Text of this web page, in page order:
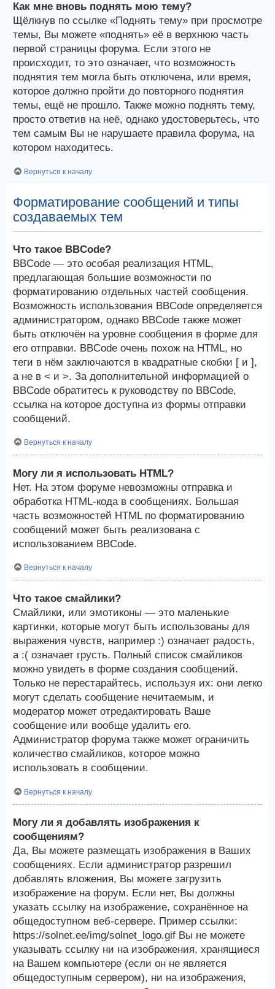
Как мне вновь поднять мою тему?
Щёлкнув по ссылке «Поднять тему» при просмотре
темы, Вы можете «поднять» её в верхнюю часть
первой страницы форума. Если этого не
происходит, то это означает, что возможность
поднятия тем могла быть отключена, или время,
которое должно пройти до повторного поднятия
темы, ещё не прошло. Также можно поднять тему,
просто ответив на неё, однако удостоверьтесь, что
тем самым Вы не нарушаете правила форума, на
котором находитесь.
Вернуться к началу
Форматирование сообщений и типы
создаваемых тем
Что такое BBCode?
BBCode — это особая реализация HTML,
предлагающая большие возможности по
форматированию отдельных частей сообщения.
Возможность использования BBCode определяется
администратором, однако BBCode также может
быть отключён на уровне сообщения в форме для
его отправки. BBCode очень похож на HTML, но
теги в нём заключаются в квадратные скобки [ и ],
а не в < и >. За дополнительной информацией о
BBCode обратитесь к руководству по BBCode,
ссылка на которое доступна из формы отправки
сообщений.
Вернуться к началу
Могу ли я использовать HTML?
Нет. На этом форуме невозможны отправка и
обработка HTML-кода в сообщениях. Большая
часть возможностей HTML по форматированию
сообщений может быть реализована с
использованием BBCode.
Вернуться к началу
Что такое смайлики?
Смайлики, или эмотиконы — это маленькие
картинки, которые могут быть использованы для
выражения чувств, например :) означает радость,
а :( означает грусть. Полный список смайликов
можно увидеть в форме создания сообщений.
Только не перестарайтесь, используя их: они легко
могут сделать сообщение нечитаемым, и
модератор может отредактировать Ваше
сообщение или вообще удалить его.
Администратор форума также может ограничить
количество смайликов, которое можно
использовать в сообщении.
Вернуться к началу
Могу ли я добавлять изображения к
сообщениям?
Да, Вы можете размещать изображения в Ваших
сообщениях. Если администратор разрешил
добавлять вложения, Вы можете загрузить
изображение на форум. Если нет, Вы должны
указать ссылку на изображение, сохранённое на
общедоступном веб-сервере. Пример ссылки:
https://solnet.ee/img/solnet_logo.gif Вы не можете
указывать ссылку ни на изображения, хранящиеся
на Вашем компьютере (если он не является
общедоступным сервером), ни на изображения,